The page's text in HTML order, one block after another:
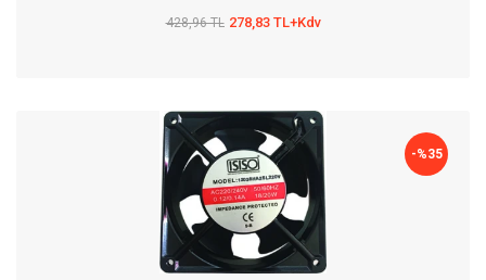
428,96 TL 278,83 TL+Kdv
-%35